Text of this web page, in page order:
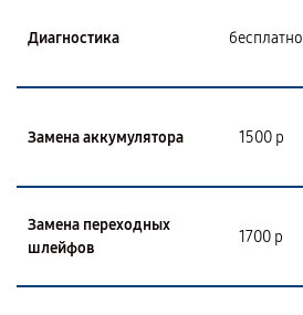
Диагностика бесплатно
Замена аккумулятора 1500 р
Замена переходных
шлейфов
1700 р